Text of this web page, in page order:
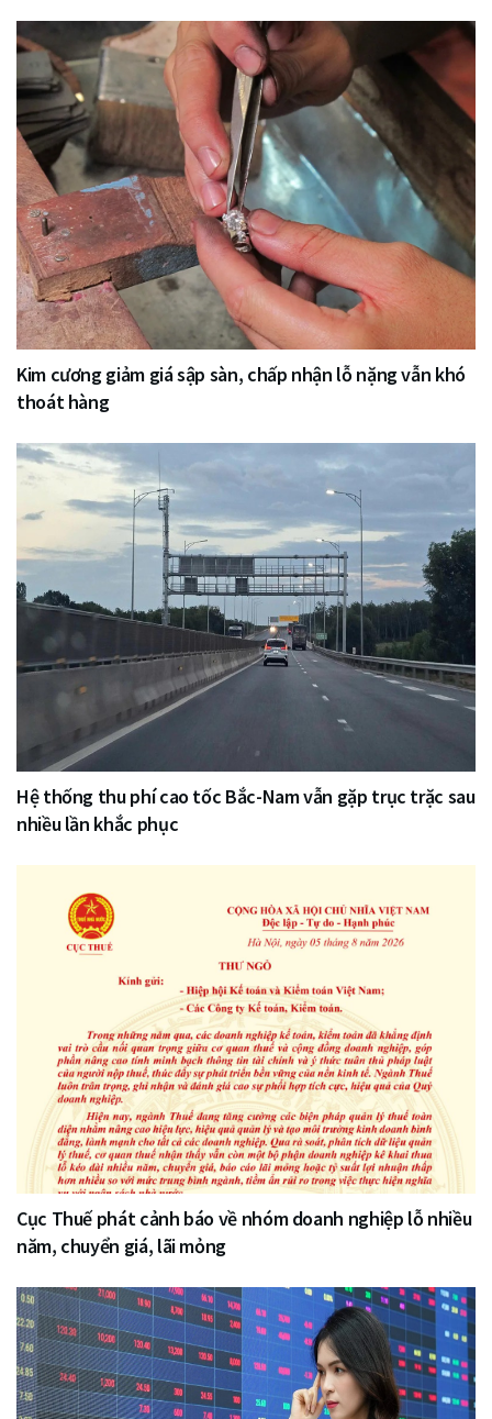
Kim cương giảm giá sập sàn, chấp nhận lỗ nặng vẫn khó
thoát hàng
Hệ thống thu phí cao tốc Bắc-Nam vẫn gặp trục trặc sau
nhiều lần khắc phục
Cục Thuế phát cảnh báo về nhóm doanh nghiệp lỗ nhiều
năm, chuyển giá, lãi mỏng